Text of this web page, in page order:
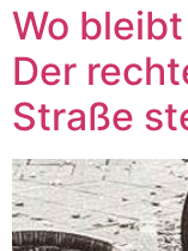
Wo
Der
Straße